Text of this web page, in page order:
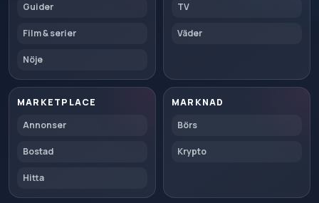
Guider
Film & serier
Nöje
TV
Väder
MARKETPLACE
Annonser
Bostad
Hitta
MARKNAD
Börs
Krypto